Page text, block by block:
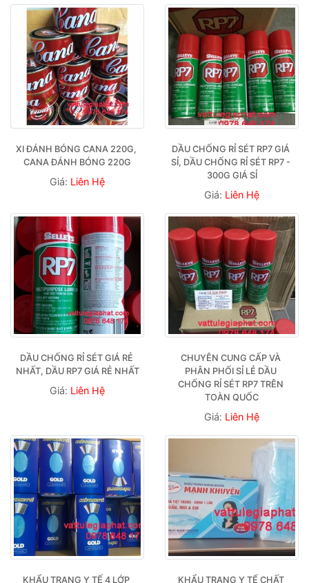
XI ĐÁNH BÓNG CANA 220G,
CANA ĐÁNH BÓNG 220G
Giá: Liên Hệ
DẦU CHỐNG RỈ SÉT RP7 GIÁ
SỈ, DẦU CHỐNG RỈ SÉT RP7 -
300G GIÁ SỈ
Giá: Liên Hệ
DẦU CHỐNG RỈ SÉT GIÁ RẺ
NHẤT, DẦU RP7 GIÁ RẺ NHẤT
Giá: Liên Hệ
CHUYÊN CUNG CẤP VÀ
PHÂN PHỐI SỈ LẺ DẦU
CHỐNG RỈ SÉT RP7 TRÊN
TOÀN QUỐC
Giá: Liên Hệ
KHẨU TRANG Y TẾ 4 LỚP
KHẨU TRANG Y TẾ CHẤT